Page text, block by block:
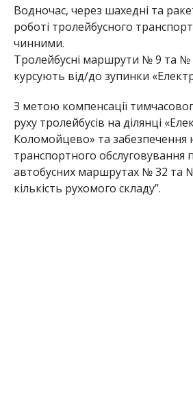
Водночас, через шахедні та
роботі тролейбусного
чинними.
Тролейбусні маршрути № 9 та №
курсують від/до зупинки
З метою компенсації
руху тролейбусів на ділянці
Коломойцево» та забезпечення
транспортного обслуговування
автобусних маршрутах № 32 та
кількість рухомого складу”.